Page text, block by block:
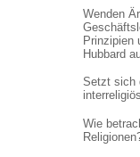
Wenden
Prinzipien
Hubbard
Setzt sich
Wie